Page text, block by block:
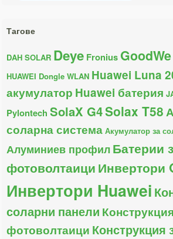
Тагове
DAH SOLAR Deye Fronius GoodWe
HUAWEI Dongle WLAN Huawei Luna
акумулатор Huawei батерия
Pylontech SolaX G4Solax T58
соларна система Акумулатор за
Алуминиев профилБатерии
фотоволтаици Инвертори
Инвертори Huawei
соларни панели
фотоволтаици Конструкция